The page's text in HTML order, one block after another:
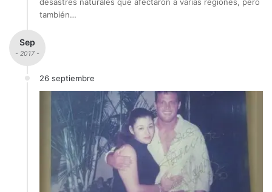
también…
Sep
- 2017 -
26 septiembre